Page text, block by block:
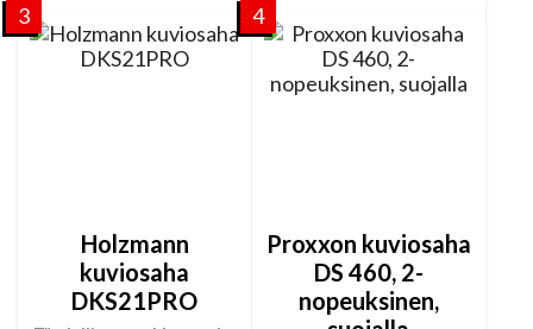
3
Holzmann
kuviosaha
DKS21PRO
4
Proxxon kuviosaha
DS 460, 2-
nopeuksinen,